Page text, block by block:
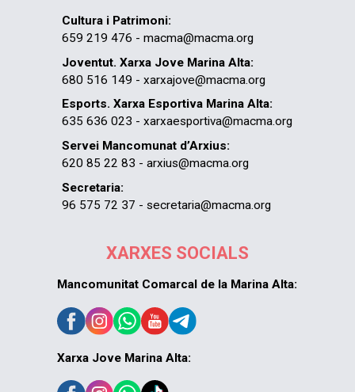
Cultura i Patrimoni:
659 219 476 - macma@macma.org
Joventut. Xarxa Jove Marina Alta:
680 516 149 - xarxajove@macma.org
Esports. Xarxa Esportiva Marina Alta:
635 636 023 - xarxaesportiva@macma.org
Servei Mancomunat d’Arxius:
620 85 22 83 - arxius@macma.org
Secretaria:
96 575 72 37 - secretaria@macma.org
XARXES SOCIALS
Mancomunitat Comarcal de la Marina Alta:
Xarxa Jove Marina Alta: